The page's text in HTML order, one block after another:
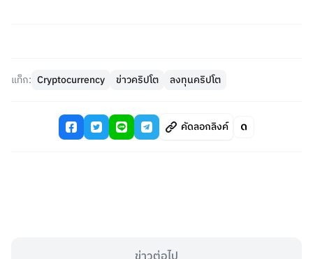
แท็ก: Cryptocurrency ข่าวคริปโต ลงทุนคริปโต
คัดลอกลิงค์